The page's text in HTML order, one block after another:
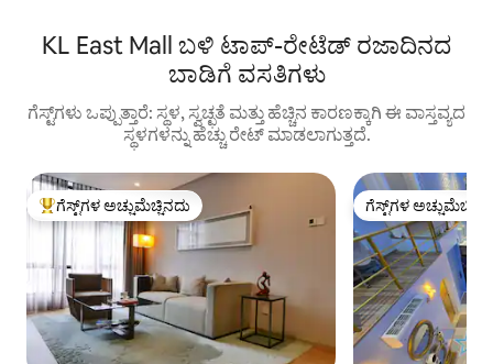
KL East Mall ಬಳಿ ಟಾಪ್-ರೇಟೆಡ್ ರಜಾದಿನದ
ಬಾಡಿಗೆ ವಸತಿಗಳು
ಗೆಸ್ಟ್‌ಗಳು ಒಪ್ಪುತ್ತಾರೆ: ಸ್ಥಳ, ಸ್ವಚ್ಛತೆ ಮತ್ತು ಹೆಚ್ಚಿನ ಕಾರಣಕ್ಕಾಗಿ ಈ ವಾಸ್ತವ್ಯದ
ಸ್ಥಳಗಳನ್ನು ಹೆಚ್ಚು ರೇಟ್ ಮಾಡಲಾಗುತ್ತದೆ.
ಗೆಸ್ಟ್‌ಗಳಿಗೆ ಅತಿ ಹೆಚ್ಚು ಅಚ್ಚುಮೆಚ್ಚಿನದು
ಗೆಸ್ಟ್‌ಗಳ ಅಚ್ಚುಮೆಚ್ಚಿನದು ಗೆಸ್ಟ್‌ಗಳ
ಗೆಸ್ಟ್‌ಗಳ